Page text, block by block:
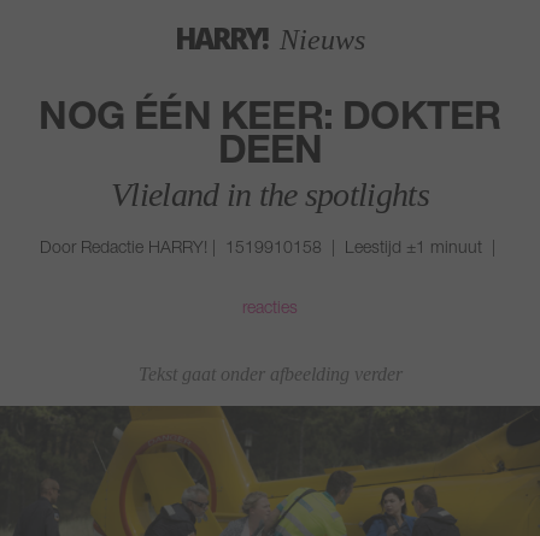
HARRY! Nieuws
NOG ÉÉN KEER: DOKTER
DEEN
Vlieland in the spotlights
Door Redactie HARRY! | 1519910158 | Leestijd ±1 minuut |
reacties
Tekst gaat onder afbeelding verder